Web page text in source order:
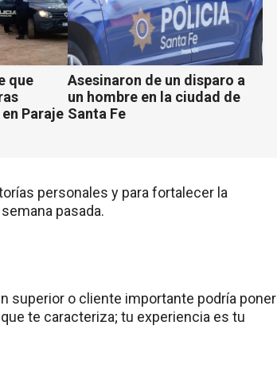
que
Paraje
Asesinaron de un disparo a
un hombre en la ciudad de
Santa Fe
personales y para fortalecer la
pasada.
superior o cliente importante podría poner
te caracteriza; tu experiencia es tu